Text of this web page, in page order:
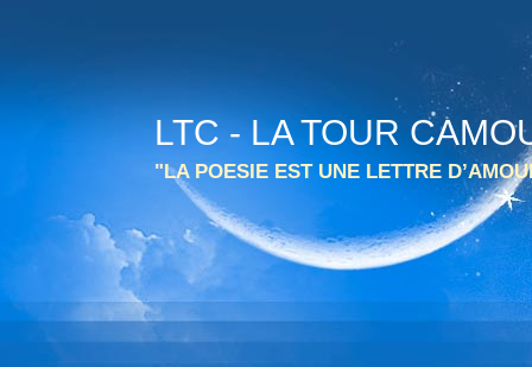
LTC - LA TOUR
"LA POESIE EST UNE LETTRE